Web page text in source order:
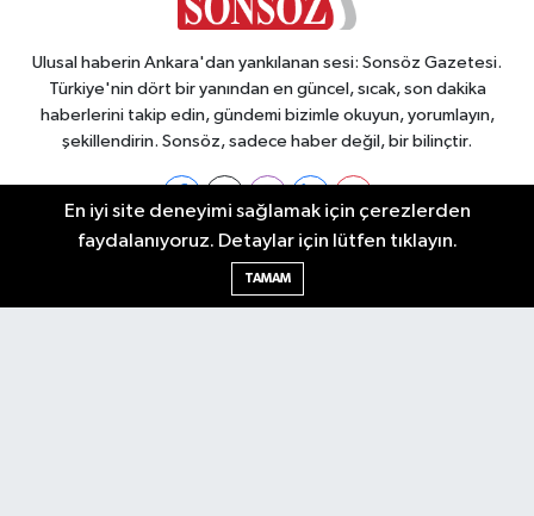
Ulusal haberin Ankara'dan yankılanan sesi: Sonsöz Gazetesi.
Türkiye'nin dört bir yanından en güncel, sıcak, son dakika
haberlerini takip edin, gündemi bizimle okuyun, yorumlayın,
şekillendirin. Sonsöz, sadece haber değil, bir bilinçtir.
Ankara Nöbetçi Eczaneler
En iyi site deneyimi sağlamak için çerezlerden
faydalanıyoruz. Detaylar için lütfen tıklayın.
TAMAM